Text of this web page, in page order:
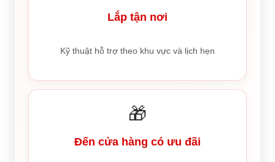
Lắp tận nơi
Kỹ thuật hỗ trợ theo khu vực và lịch hẹn
🎁
Đến cửa hàng có ưu đãi